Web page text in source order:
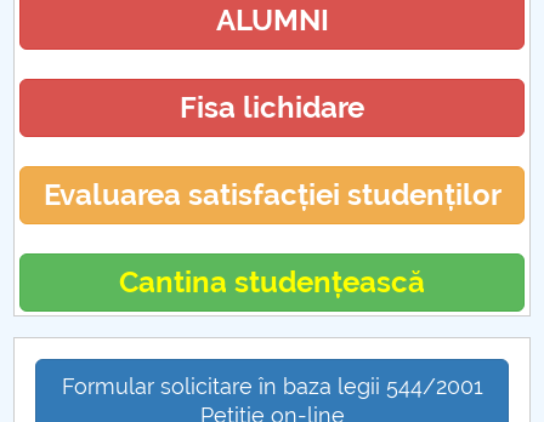
ALUMNI
Fisa lichidare
Evaluarea satisfacției studenților
Cantina studențească
Formular solicitare în baza legii 544/2001
Petiție on-line